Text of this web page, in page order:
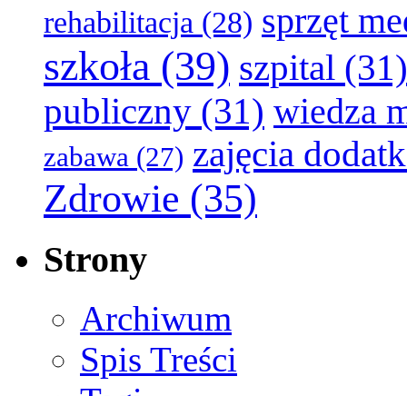
rehabilitacja (28) sprzęt
szkoła (39) szpital (31)
publiczny (31) wiedza
zabawa (27) zajęcia
Zdrowie (35)
Strony
Archiwum
Spis Treści